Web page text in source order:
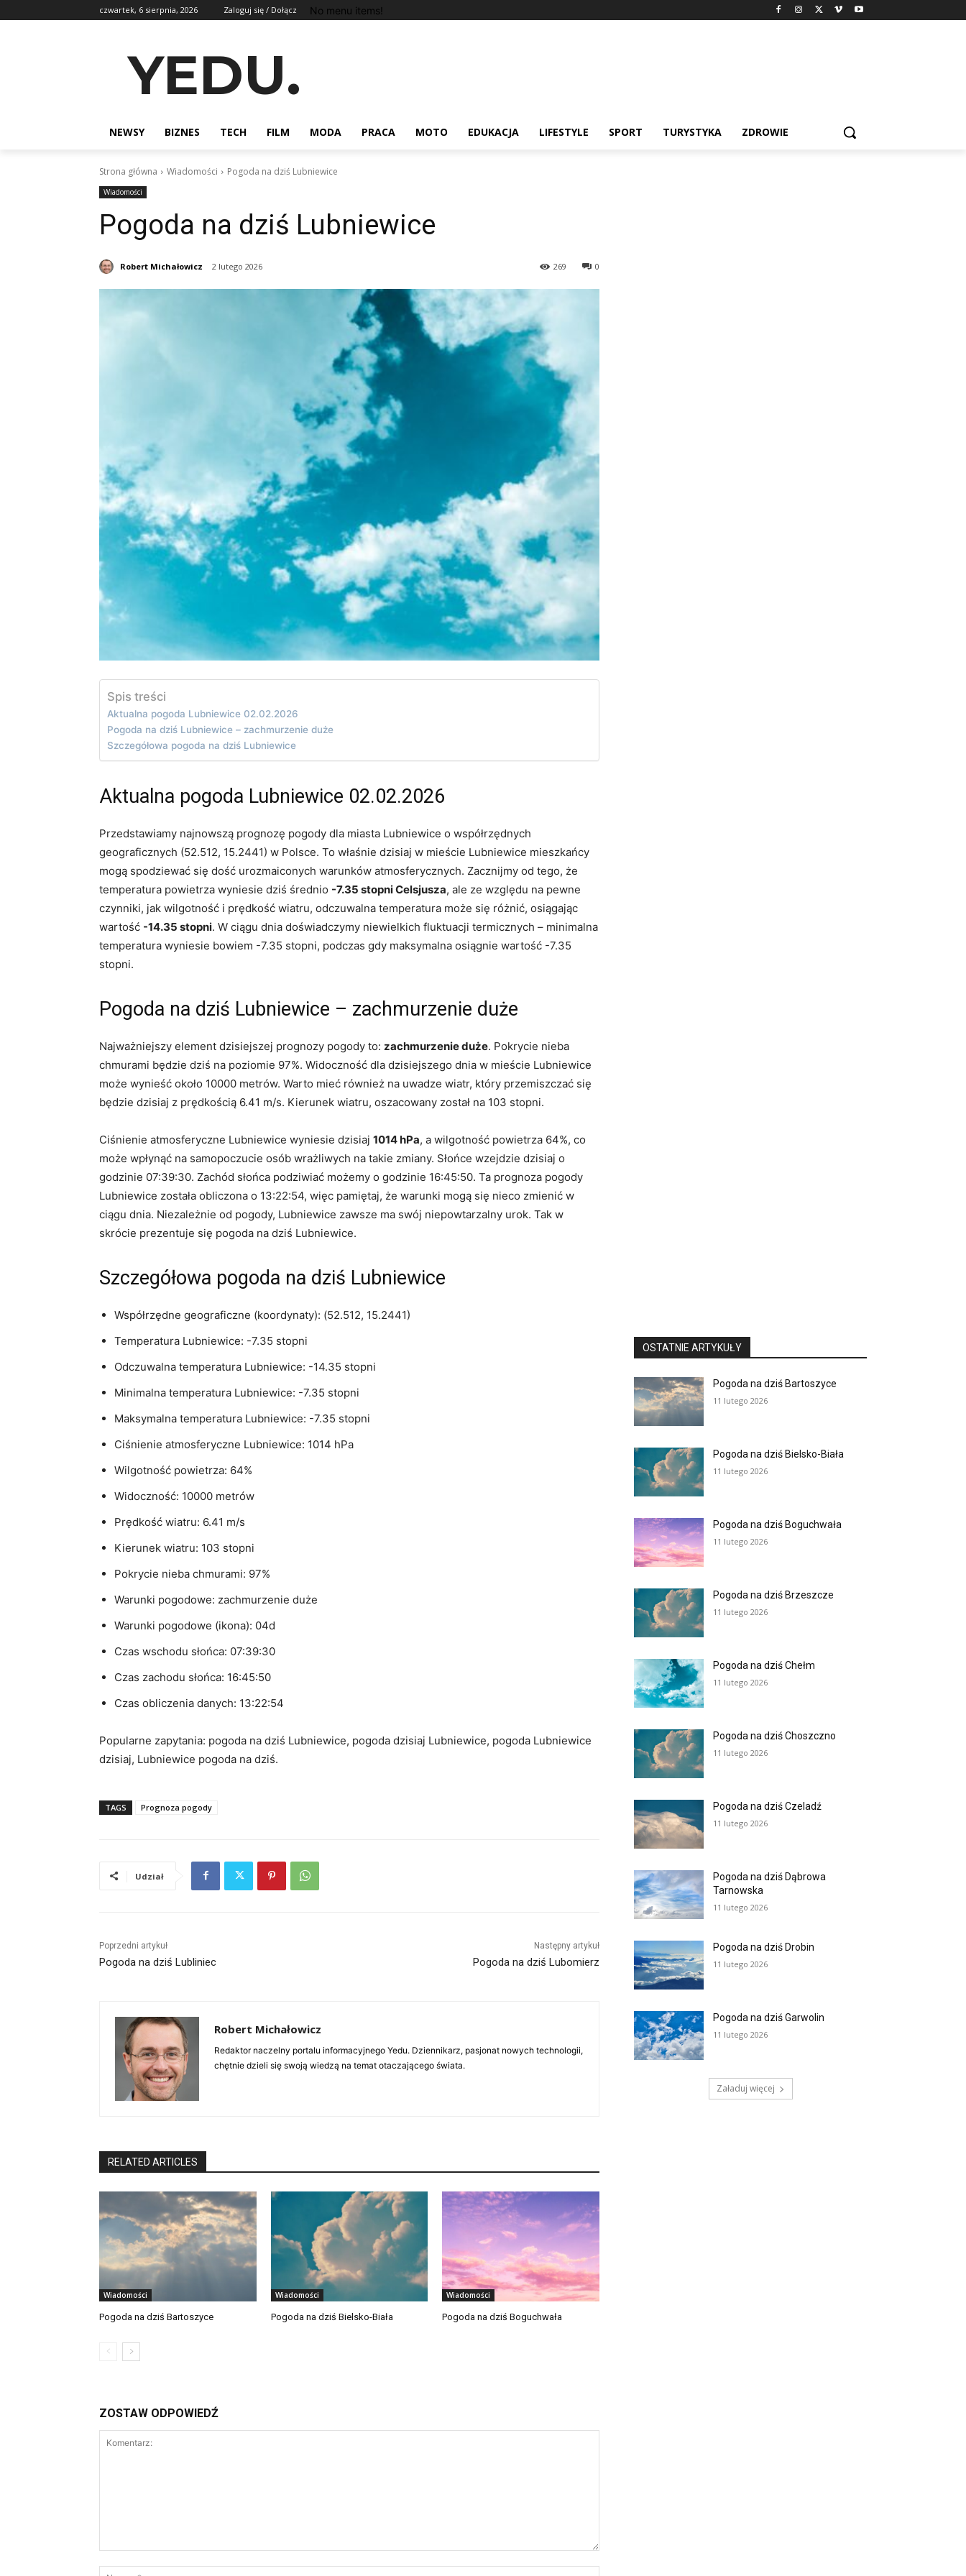
czwartek, 6 sierpnia, 2026 Zaloguj się / Dołącz No menu items!
YEDU.
NEWSY BIZNES TECH FILM MODA PRACA MOTO EDUKACJA LIFESTYLE SPORT TURYSTYKA ZDROWIE
Strona główna Wiadomości Pogoda na dziś Lubniewice
Wiadomości
Pogoda na dziś Lubniewice
Robert Michałowicz 2 lutego 2026 0
269
Spis treści
Aktualna pogoda Lubniewice 02.02.2026
Pogoda na dziś Lubniewice – zachmurzenie duże
Szczegółowa pogoda na dziś Lubniewice
Aktualna pogoda Lubniewice 02.02.2026
Przedstawiamy najnowszą prognozę pogody dla miasta Lubniewice o współrzędnych
geograficznych (52.512, 15.2441) w Polsce. To właśnie dzisiaj w mieście Lubniewice mieszkańcy
mogą spodziewać się dość urozmaiconych warunków atmosferycznych. Zacznijmy od tego, że
temperatura powietrza wyniesie dziś średnio -7.35 stopni Celsjusza, ale ze względu na pewne
czynniki, jak wilgotność i prędkość wiatru, odczuwalna temperatura może się różnić, osiągając
wartość -14.35 stopni. W ciągu dnia doświadczymy niewielkich fluktuacji termicznych – minimalna
temperatura wyniesie bowiem -7.35 stopni, podczas gdy maksymalna osiągnie wartość -7.35
stopni.
Pogoda na dziś Lubniewice – zachmurzenie duże
Najważniejszy element dzisiejszej prognozy pogody to: zachmurzenie duże. Pokrycie nieba
chmurami będzie dziś na poziomie 97%. Widoczność dla dzisiejszego dnia w mieście Lubniewice
może wynieść około 10000 metrów. Warto mieć również na uwadze wiatr, który przemiszczać się
będzie dzisiaj z prędkością 6.41 m/s. Kierunek wiatru, oszacowany został na 103 stopni.
Ciśnienie atmosferyczne Lubniewice wyniesie dzisiaj 1014 hPa, a wilgotność powietrza 64%, co
może wpłynąć na samopoczucie osób wrażliwych na takie zmiany. Słońce wzejdzie dzisiaj o
godzinie 07:39:30. Zachód słońca podziwiać możemy o godzinie 16:45:50. Ta prognoza pogody
Lubniewice została obliczona o 13:22:54, więc pamiętaj, że warunki mogą się nieco zmienić w
ciągu dnia. Niezależnie od pogody, Lubniewice zawsze ma swój niepowtarzalny urok. Tak w
skrócie prezentuje się pogoda na dziś Lubniewice.
Szczegółowa pogoda na dziś Lubniewice
Współrzędne geograficzne (koordynaty): (52.512, 15.2441)
Temperatura Lubniewice: -7.35 stopni
Odczuwalna temperatura Lubniewice: -14.35 stopni
Minimalna temperatura Lubniewice: -7.35 stopni
Maksymalna temperatura Lubniewice: -7.35 stopni
Ciśnienie atmosferyczne Lubniewice: 1014 hPa
Wilgotność powietrza: 64%
Widoczność: 10000 metrów
Prędkość wiatru: 6.41 m/s
Kierunek wiatru: 103 stopni
Pokrycie nieba chmurami: 97%
Warunki pogodowe: zachmurzenie duże
Warunki pogodowe (ikona): 04d
Czas wschodu słońca: 07:39:30
Czas zachodu słońca: 16:45:50
Czas obliczenia danych: 13:22:54
Popularne zapytania: pogoda na dziś Lubniewice, pogoda dzisiaj Lubniewice, pogoda Lubniewice
dzisiaj, Lubniewice pogoda na dziś.
TAGS Prognoza pogody
Udział
Poprzedni artykuł
Pogoda na dziś Lubliniec
Następny artykuł
Pogoda na dziś Lubomierz
Robert Michałowicz
Redaktor naczelny portalu informacyjnego Yedu. Dziennikarz, pasjonat nowych technologii,
chętnie dzieli się swoją wiedzą na temat otaczającego świata.
RELATED ARTICLES
Wiadomości
Pogoda na dziś Bartoszyce
Wiadomości
Pogoda na dziś Bielsko-Biała
Wiadomości
Pogoda na dziś Boguchwała
ZOSTAW ODPOWIEDŹ
OSTATNIE ARTYKUŁY
Pogoda na dziś Bartoszyce
11 lutego 2026
Pogoda na dziś Bielsko-Biała
11 lutego 2026
Pogoda na dziś Boguchwała
11 lutego 2026
Pogoda na dziś Brzeszcze
11 lutego 2026
Pogoda na dziś Chełm
11 lutego 2026
Pogoda na dziś Choszczno
11 lutego 2026
Pogoda na dziś Czeladź
11 lutego 2026
Pogoda na dziś Dąbrowa
Tarnowska
11 lutego 2026
Pogoda na dziś Drobin
11 lutego 2026
Pogoda na dziś Garwolin
11 lutego 2026
Załaduj więcej